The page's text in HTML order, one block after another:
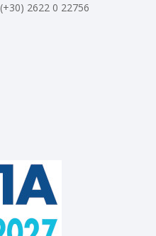
(+30) 2622 0 22756